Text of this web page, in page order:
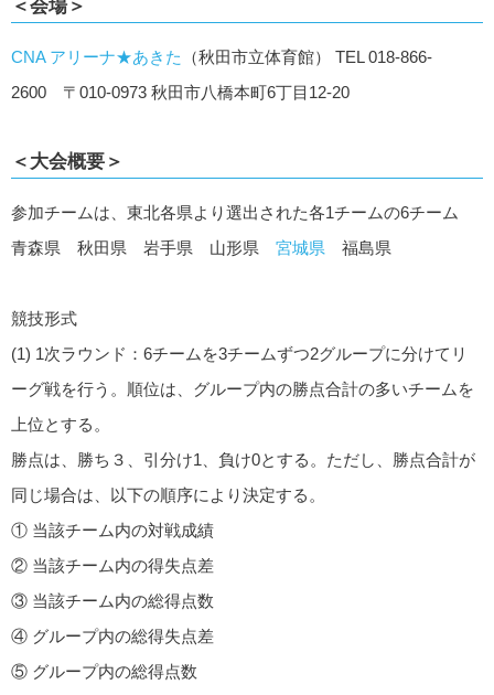
＜会場＞
CNA アリーナ★あきた
（秋田市立体育館） TEL 018-866-
2600 〒010-0973 秋田市八橋本町6丁目12-20
＜大会概要＞
参加チームは、東北各県より選出された各1チームの6チーム
青森県 秋田県 岩手県 山形県 宮城県 福島県
競技形式
(1) 1次ラウンド：6チームを3チームずつ2グループに分けてリ
ーグ戦を行う。順位は、グループ内の勝点合計の多いチームを
上位とする。
勝点は、勝ち３、引分け1、負け0とする。ただし、勝点合計が
同じ場合は、以下の順序により決定する。
① 当該チーム内の対戦成績
② 当該チーム内の得失点差
③ 当該チーム内の総得点数
④ グループ内の総得失点差
⑤ グループ内の総得点数